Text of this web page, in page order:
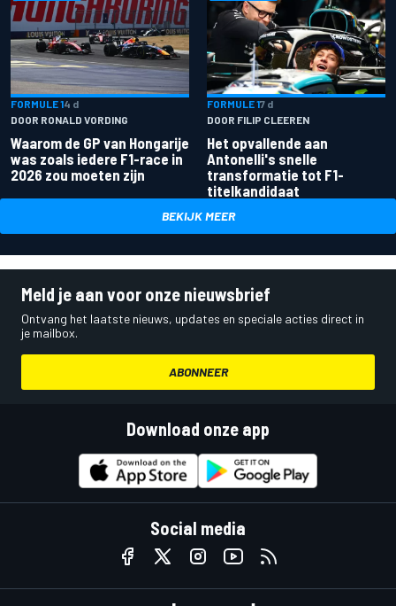
FORMULE 14 d
DOOR RONALD VORDING
Waarom de GP van Hongarije
was zoals iedere F1-race in
2026 zou moeten zijn
FORMULE 17 d
DOOR FILIP CLEEREN
Het opvallende aan
Antonelli's snelle
transformatie tot F1-
titelkandidaat
BEKIJK MEER
Meld je aan voor onze nieuwsbrief
Ontvang het laatste nieuws, updates en speciale acties direct in
je mailbox.
ABONNEER
Download onze app
Social media